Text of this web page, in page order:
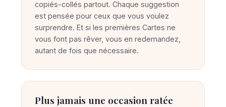
copiés-collés partout. Chaque suggestion
est pensée pour ceux que vous voulez
surprendre. Et si les premières Cartes ne
vous font pas rêver, vous en redemandez,
autant de fois que nécessaire.
Plus jamais une occasion ratée